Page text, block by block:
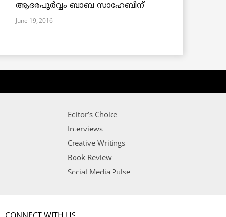
ആദരപൂര്‍വ്വം ബാബ സാഹേബിന്
June 19, 2016
Editor’s Choice
Interviews
Creative Writings
Book Review
Social Media Pulse